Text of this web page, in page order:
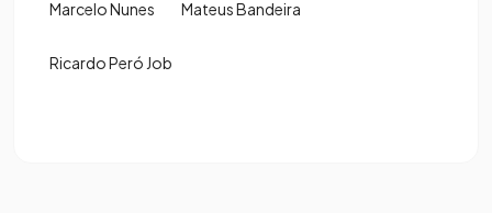
Marcelo Nunes Mateus Bandeira
Ricardo Peró Job